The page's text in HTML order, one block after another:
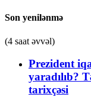
Son yenilənmə
(4 saat əvvəl)
Prezident
yaradılıb?
tarixçəsi